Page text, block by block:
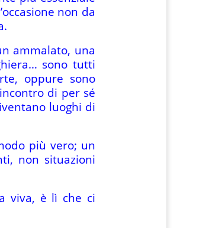
non da
ammalato, una
sono tutti
oppure sono
di per sé
luoghi di
più vero; un
non situazioni
viva, è lì che ci